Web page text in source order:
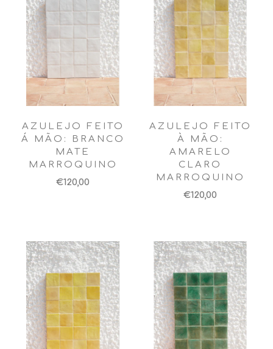
AZULEJO FEITO
Á MÃO: BRANCO
MATE
MARROQUINO
€120,00
AZULEJO FEITO
À MÃO:
AMARELO
CLARO
MARROQUINO
€120,00